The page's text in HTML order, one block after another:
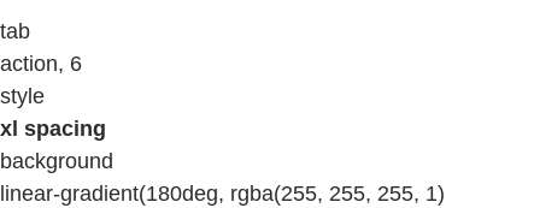
tab
action, 6
style
xl spacing
background
linear-gradient(180deg, rgba(255, 255, 255, 1)